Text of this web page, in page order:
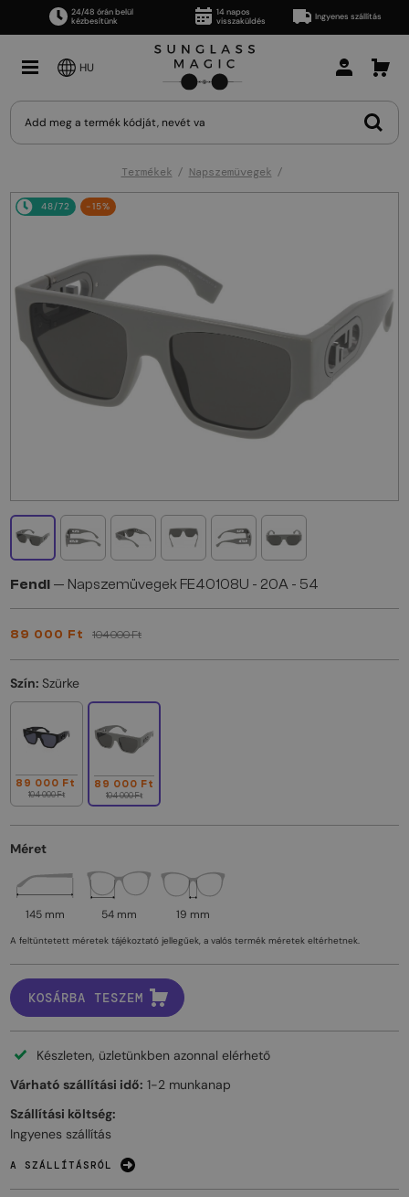
24/48 órán belül
kézbesítünk
14 napos
visszaküldés
Ingyenes szállítás
HU
Termékek Napszemüvegek
48/72 -15%
Fendi — Napszemüvegek FE40108U - 20A - 54
89 000 Ft 104 000 Ft
Szín: Szürke
89 000 Ft
104 000 Ft
89 000 Ft
104 000 Ft
Méret
145 mm 54 mm 19 mm
A feltüntetett méretek tájékoztató jellegűek, a valós termék méretek eltérhetnek.
KOSÁRBA TESZEM
Készleten, üzletünkben azonnal elérhető
Várható szállítási idő: 1-2 munkanap
Szállítási költség:
Ingyenes szállítás
A SZÁLLÍTÁSRÓL